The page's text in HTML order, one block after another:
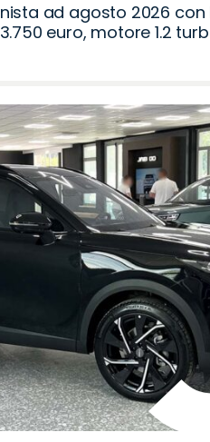
ad agosto 2026 con
euro, motore 1.2